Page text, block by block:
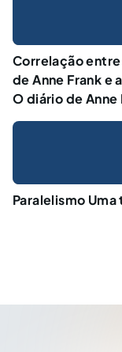
Correlação
de Anne Frank e
O diário de Anne
Paralelismo